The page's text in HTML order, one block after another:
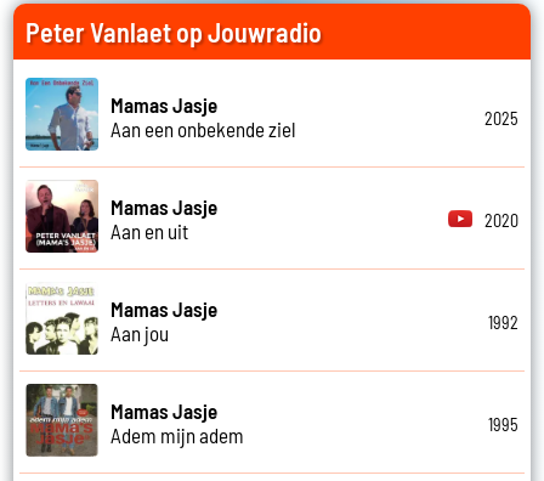
Peter Vanlaet op Jouwradio
Mamas Jasje
Aan een onbekende ziel
2025
Mamas Jasje
Aan en uit
2020
Mamas Jasje
Aan jou
1992
Mamas Jasje
Adem mijn adem
1995